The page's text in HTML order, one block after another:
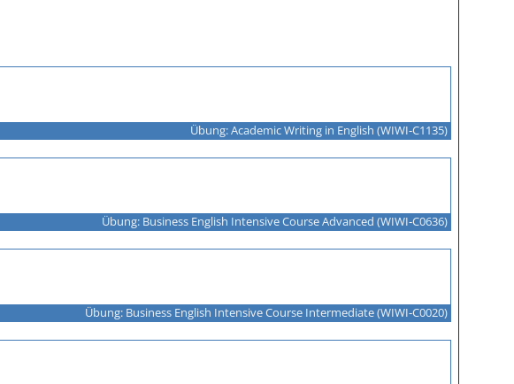
Übung: Academic Writing in English (WIWI‑C1135)
Übung: Business English Intensive Course Advanced (WIWI‑C0636)
Übung: Business English Intensive Course Intermediate (WIWI‑C0020)